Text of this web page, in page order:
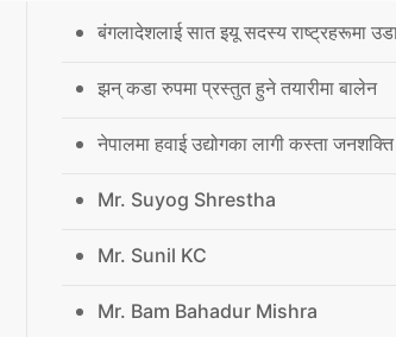
बंगलादेशलाई सात इयू सदस्य राष्ट्रहरूमा
झन् कडा रुपमा प्रस्तुत हुने तयारीमा बालेन
नेपालमा हवाई उद्योगका लागी कस्ता
Mr. Suyog Shrestha
Mr. Sunil KC
Mr. Bam Bahadur Mishra